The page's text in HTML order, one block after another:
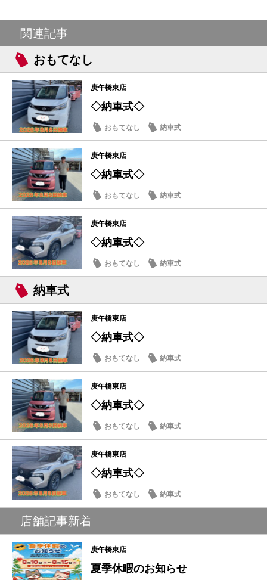
関連記事
おもてなし
庚午橋東店
◇納車式◇
おもてなし 納車式
庚午橋東店
◇納車式◇
おもてなし 納車式
庚午橋東店
◇納車式◇
おもてなし 納車式
納車式
庚午橋東店
◇納車式◇
おもてなし 納車式
庚午橋東店
◇納車式◇
おもてなし 納車式
庚午橋東店
◇納車式◇
おもてなし 納車式
店舗記事新着
庚午橋東店
夏季休暇のお知らせ